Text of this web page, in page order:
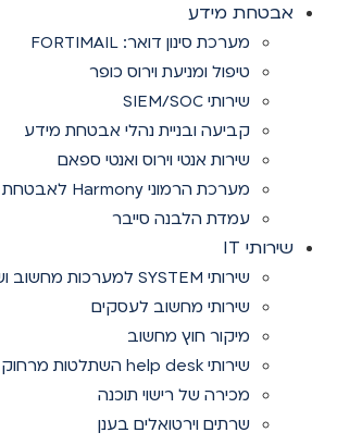
אבטחת מידע
מערכת סינון דואר: FORTIMAIL
טיפול ומניעת וירוס כופר
שירותי SIEM/SOC
קביעה ובניית נהלי אבטחת מידע
שירות אנטי וירוס ואנטי ספאם
מערכת הרמוני Harmony לאבטחת מידע
עמדת הלבנה סייבר
שירותי IT
שירותי SYSTEM למערכות מחשוב ושרתים
שירותי מחשוב לעסקים
מיקור חוץ מחשוב
שירותי help desk השתלטות מרחוק
מכירה של רישוי תוכנה
שרתים וירטואלים בענן